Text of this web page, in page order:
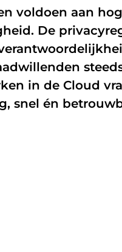
Bellen
Werken bij RSE
Nieuws
voldoen aan
De
in de Cloud
snel én